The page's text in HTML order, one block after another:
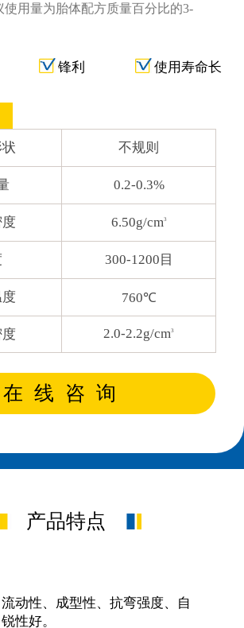
使用量为胎体配方质量百分比的3-
锋利 使用寿命长
不规则
0.2-0.3%
6.50g/cm3
300-1200目
760℃
2.0-2.2g/cm3
在线咨询
产品特点
流动性、成型性、抗弯强度、自
锐性好。